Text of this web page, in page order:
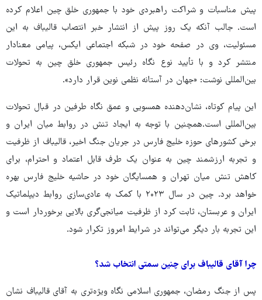
پیش مناسبات و شراکت راهبردی خود با جمهوری خلق چین اعلام کرده
است. جالب آنکه یک روز پیش از انتشار خبر انتصاب قالیباف به این
مسئولیت، وی در صفحه خود در شبکه اجتماعی ایکس، پیامی معنادار
منتشر کرد و با تأیید نوع نگاه رئیس جمهوری خلق چین به تحولات
بین‌المللی نوشت: «جهان در آستانه نظمی نوین قرار دارد».
این پیام کوتاه، نشان‌دهنده همسویی و عمق نگاه طرفین در قبال تحولات
بین‌المللی است.همچنین با توجه به ایجاد تنش در روابط میان ایران و
برخی کشورهای حوزه خلیج فارس در جریان جنگ اخیر، قالیباف از ظرفیت
و تجربه ارزشمند چین به عنوان یک طرف قابل اعتماد و احترام، برای
کاهش تنش میان تهران و همسایگان خود در حاشیه خلیج فارس بهره
خواهد برد. چین در سال ۲۰۲۳ با کمک به عادی‌سازی روابط دیپلماتیک
ایران و عربستان، ثابت کرد از ظرفیت میانجی‌گری بالایی برخوردار است و
این تجربه بار دیگر می‌تواند در شرایط امروز تکرار شود.
چرا آقای قالیباف برای چنین سمتی انتخاب شد؟
پس از جنگ رمضان، جمهوری اسلامی نگاه ویژه‌تری به آقای قالیباف نشان